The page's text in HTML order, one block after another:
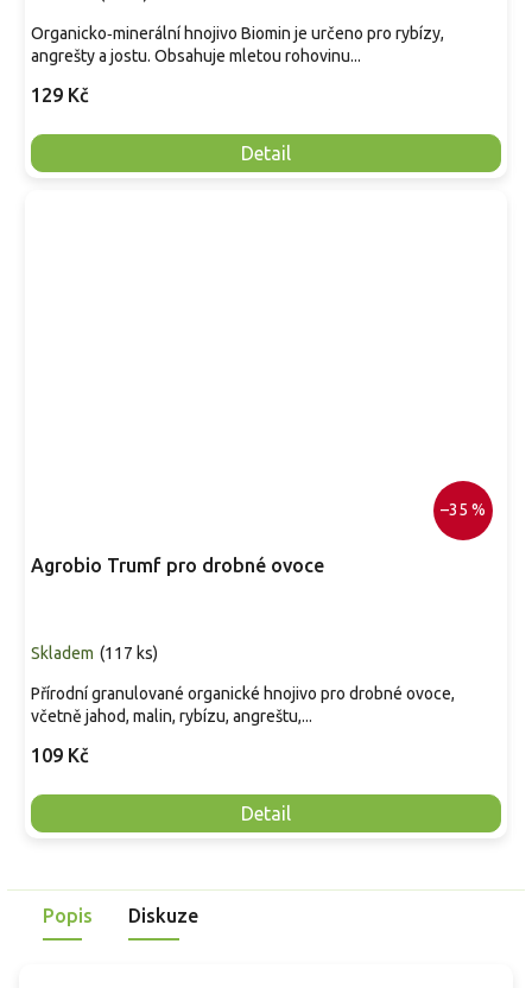
129 Kč
Detail
Organicko‑minerální hnojivo Biomin je určeno pro rybízy,
angrešty a jostu. Obsahuje mletou rohovinu...
–35 %
Agrobio Trumf pro drobné ovoce
Skladem (117 ks)
109 Kč
Detail
Přírodní granulované organické hnojivo pro drobné ovoce,
včetně jahod, malin, rybízu, angreštu,...
Popis Diskuze